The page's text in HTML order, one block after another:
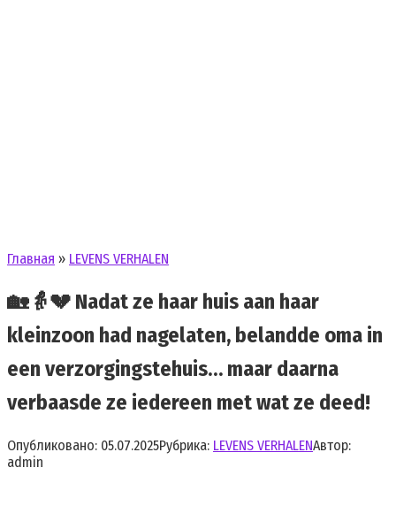
Главная » LEVENS VERHALEN
🏡👵💔 Nadat ze haar huis aan haar
kleinzoon had nagelaten, belandde oma in
een verzorgingstehuis… maar daarna
verbaasde ze iedereen met wat ze deed!
Опубликовано: 05.07.2025Рубрика: LEVENS VERHALENАвтор:
admin